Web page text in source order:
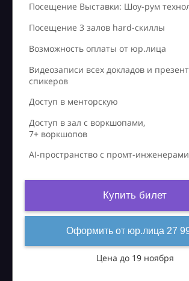
Посещение Выставки: Шоу-рум
Посещение 3 залов hard-скиллы
Возможность оплаты от юр.лица
Видеозаписи всех докладов и
спикеров
Доступ в менторскую
Доступ в зал с воркшопами,
7+ воркшопов
AI-пространство с промт-инженерами
Купить билет
Оформить от юр.лица 27
Цена до 19 ноября